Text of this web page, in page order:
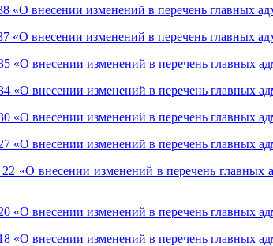
«О внесении изменений в перечень главных
«О внесении изменений в перечень главных
«О внесении изменений в перечень главных
«О внесении изменений в перечень главных
«О внесении изменений в перечень главных
«О внесении изменений в перечень главных
«О внесении изменений в перечень главных
«О внесении изменений в перечень главных
«О внесении изменений в перечень главных